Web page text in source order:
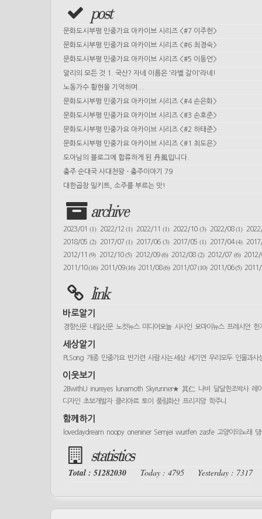
post
문화도시부평 민중가요 아카이브 시리즈 <#7 이주헌>
문화도시부평 민중가요 아카이브 시리즈 <#6 최경숙>
문화도시부평 민중가요 아카이브 시리즈 <#5 이동언>
알리의 모든 것 1. 국산? 자네 이름은 '라벨 갈이'라네!
노동가수 황현을 기억하며...
문화도시부평 민중가요 아카이브 시리즈 <#4 손은화>
문화도시부평 민중가요 아카이브 시리즈 <#3 손호준>
문화도시부평 민중가요 아카이브 시리즈 <#2 하태준>
문화도시부평 민중가요 아카이브 시리즈 <#1 최도은>
도아님의 블로그에 합류하게 된 丹風입니다.
충주 순대국 사대천왕 - 충주이야기 79
대한곱창 밀키트, 소주를 부르는 맛!
archive
2023/01 (1) 2022/12(1) 2022/11(1) 2022/10 (3) 2022/08(1)
2018/05 (2) 2017/07(1) 2017/06(3) 2017/05 (1) 2017/04(4)
2012/11(9) 2012/10(5) 2012/09(6) 2012/08 (2) 2012/07 (6)
2011/10(16) 2011/09(16) 2011/08(6) 2011/07(10) 2011/06(5)
link
바로알기
경향신문 내일신문 노컷뉴스 미디어오늘 시사인 오마이뉴스 프레시안 한
세상알기
PLSong 개종 민중가요 반기련 사람 사는 세상 세기연 우리모두 인물과사
이웃보기
2BwithU inureyes lunamoth Skyrunner★ 其仁 나비 달달한조박사 레
디자인 초보개발자 클리아르 토이 풍림화산 프리지앙 학주니
함께하기
lovedaydream noopy oneniner Semjei wurifen zasfe 고양이의노래
statistics
Total : 51282030 Today : 4795 Yesterday : 7317